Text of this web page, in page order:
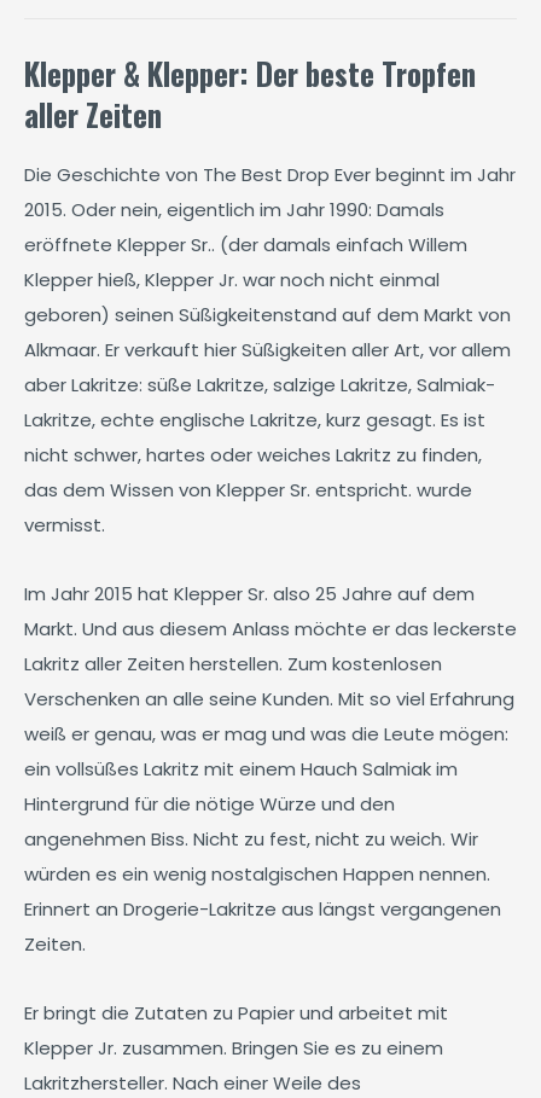
Klepper & Klepper: Der beste Tropfen
aller Zeiten
Die Geschichte von The Best Drop Ever beginnt im Jahr
2015. Oder nein, eigentlich im Jahr 1990: Damals
eröffnete Klepper Sr.. (der damals einfach Willem
Klepper hieß, Klepper Jr. war noch nicht einmal
geboren) seinen Süßigkeitenstand auf dem Markt von
Alkmaar. Er verkauft hier Süßigkeiten aller Art, vor allem
aber Lakritze: süße Lakritze, salzige Lakritze, Salmiak-
Lakritze, echte englische Lakritze, kurz gesagt. Es ist
nicht schwer, hartes oder weiches Lakritz zu finden,
das dem Wissen von Klepper Sr. entspricht. wurde
vermisst.
Im Jahr 2015 hat Klepper Sr. also 25 Jahre auf dem
Markt. Und aus diesem Anlass möchte er das leckerste
Lakritz aller Zeiten herstellen. Zum kostenlosen
Verschenken an alle seine Kunden. Mit so viel Erfahrung
weiß er genau, was er mag und was die Leute mögen:
ein vollsüßes Lakritz mit einem Hauch Salmiak im
Hintergrund für die nötige Würze und den
angenehmen Biss. Nicht zu fest, nicht zu weich. Wir
würden es ein wenig nostalgischen Happen nennen.
Erinnert an Drogerie-Lakritze aus längst vergangenen
Zeiten.
Er bringt die Zutaten zu Papier und arbeitet mit
Klepper Jr. zusammen. Bringen Sie es zu einem
Lakritzhersteller. Nach einer Weile des